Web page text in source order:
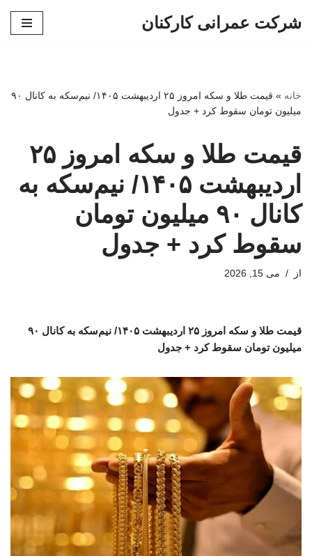
شرکت عمرانی کارکنان
خانه »
قیمت طلا و سکه امروز ۲۵ اردیبهشت ۱۴۰۵/ نیم‌سکه به کانال ۹۰
میلیون تومان سقوط کرد + جدول
قیمت طلا و سکه امروز ۲۵
اردیبهشت ۱۴۰۵/ نیم‌سکه به
کانال ۹۰ میلیون تومان
سقوط کرد + جدول
از می 15, 2026
قیمت طلا و سکه امروز ۲۵ اردیبهشت ۱۴۰۵/ نیم‌سکه به کانال ۹۰
میلیون تومان سقوط کرد + جدول